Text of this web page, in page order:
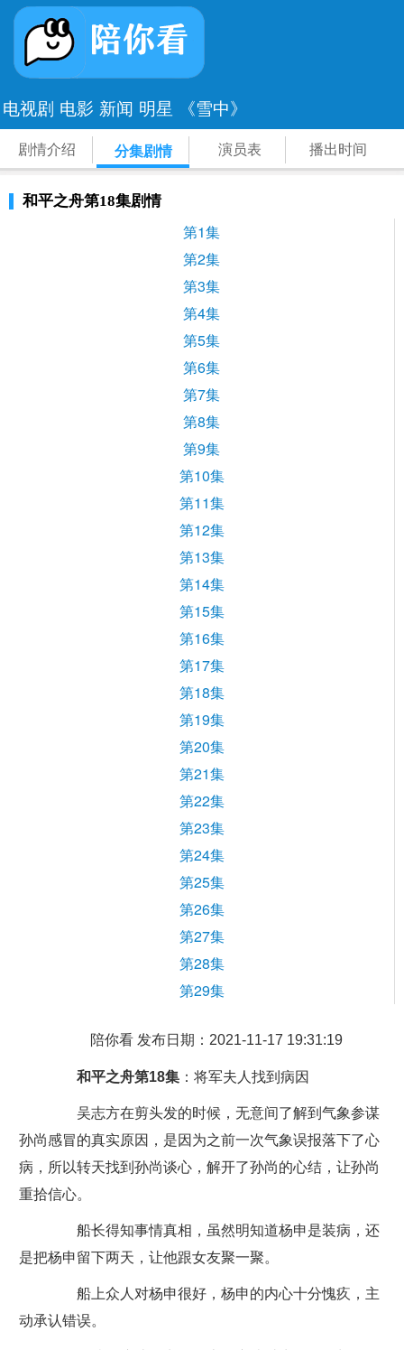
电视剧 电影 新闻 明星 《雪中》
剧情介绍 分集剧情 演员表 播出时间
和平之舟第18集剧情
第1集
第2集
第3集
第4集
第5集
第6集
第7集
第8集
第9集
第10集
第11集
第12集
第13集
第14集
第15集
第16集
第17集
第18集
第19集
第20集
第21集
第22集
第23集
第24集
第25集
第26集
第27集
第28集
第29集
陪你看 发布日期：2021-11-17 19:31:19
和平之舟第18集：将军夫人找到病因
吴志方在剪头发的时候，无意间了解到气象参谋
孙尚感冒的真实原因，是因为之前一次气象误报落下了心
病，所以转天找到孙尚谈心，解开了孙尚的心结，让孙尚
重拾信心。
船长得知事情真相，虽然明知道杨申是装病，还
是把杨申留下两天，让他跟女友聚一聚。
船上众人对杨申很好，杨申的内心十分愧疚，主
动承认错误。